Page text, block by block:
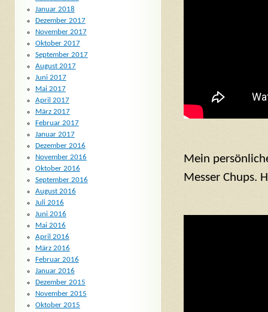
Mein
Messer Chups.
Januar 2018
Dezember 2017
November 2017
Oktober 2017
September 2017
August 2017
Juni 2017
Mai 2017
April 2017
März 2017
Februar 2017
Januar 2017
Dezember 2016
November 2016
Oktober 2016
September 2016
August 2016
Juli 2016
Juni 2016
Mai 2016
April 2016
März 2016
Februar 2016
Januar 2016
Dezember 2015
November 2015
Oktober 2015